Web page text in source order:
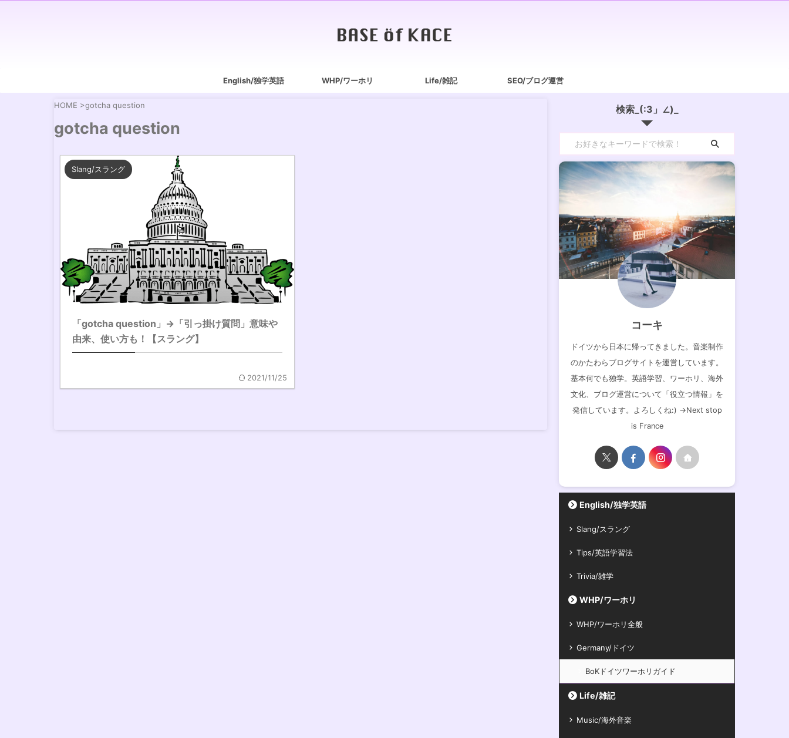
English/独学英語 WHP/ワーホリ Life/雑記 SEO/ブログ運営
HOME >gotcha question
gotcha question
Slang/スラング
「gotcha question」→「引っ掛け質問」意味や
由来、使い方も！【スラング】
2021/11/25
検索_(:3」∠)_
コーキ
ドイツから日本に帰ってきました。音楽制作
のかたわらブログサイトを運営しています。
基本何でも独学。英語学習、ワーホリ、海外
文化、ブログ運営について「役立つ情報」を
発信しています。よろしくね:) →Next stop
is France
English/独学英語
Slang/スラング
Tips/英語学習法
Trivia/雑学
WHP/ワーホリ
WHP/ワーホリ全般
Germany/ドイツ
BoKドイツワーホリガイド
Life/雑記
Music/海外音楽